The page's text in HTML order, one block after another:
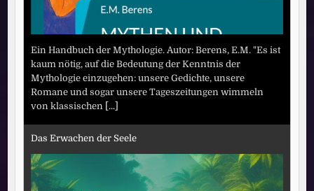
Ein Handbuch der Mythologie. Autor: Berens, E.M. "Es ist
kaum nötig, auf die Bedeutung der Kenntnis der
Mythologie einzugehen: unsere Gedichte, unsere
Romane und sogar unsere Tageszeitungen wimmeln
von klassischen [...]
Das Erwachen der Seele